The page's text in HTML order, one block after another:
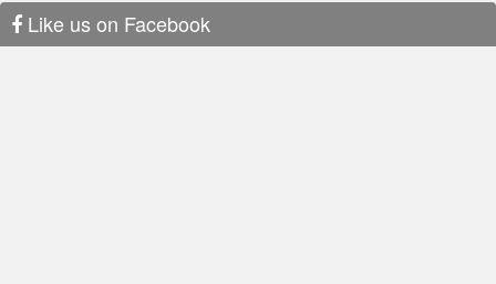
弊社は今後も社外へ向けた勉強会を開催していく予定ですの
で、 ご都合のつく際は是非ご参加ください。
PlayCanvas初心者向け勉強会 - connpass
Like us on Facebook